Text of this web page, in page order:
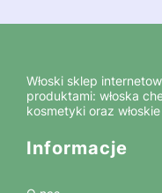
Włoski sklep
produktami: włoska
kosmetyki oraz
Linki w stopce
Informacje